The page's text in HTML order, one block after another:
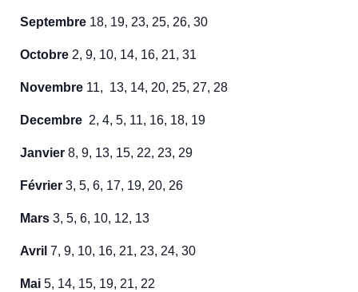
Septembre 18, 19, 23, 25, 26, 30
Octobre 2, 9, 10, 14, 16, 21, 31
Novembre 11, 13, 14, 20, 25, 27, 28
Decembre 2, 4, 5, 11, 16, 18, 19
Janvier 8, 9, 13, 15, 22, 23, 29
Février 3, 5, 6, 17, 19, 20, 26
Mars 3, 5, 6, 10, 12, 13
Avril 7, 9, 10, 16, 21, 23, 24, 30
Mai 5, 14, 15, 19, 21, 22